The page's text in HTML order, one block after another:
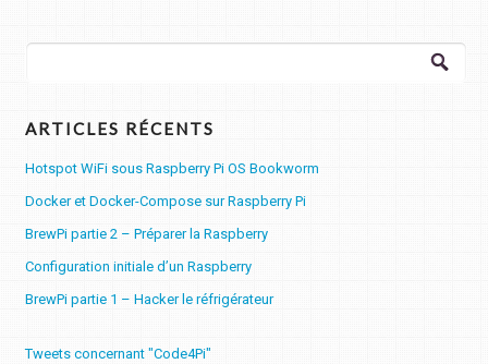
Rechercher :
ARTICLES RÉCENTS
Hotspot WiFi sous Raspberry Pi OS Bookworm
Docker et Docker-Compose sur Raspberry Pi
BrewPi partie 2 – Préparer la Raspberry
Configuration initiale d’un Raspberry
BrewPi partie 1 – Hacker le réfrigérateur
Tweets concernant "Code4Pi"